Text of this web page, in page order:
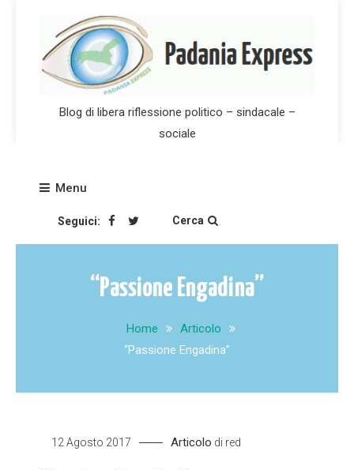
Blog di libera riflessione politico – sindacale –
sociale
Menu
Seguici: Cerca
“Passione Engadina”
Home
Articolo
“Passione Engadina”
12 Agosto 2017 Articolo di red